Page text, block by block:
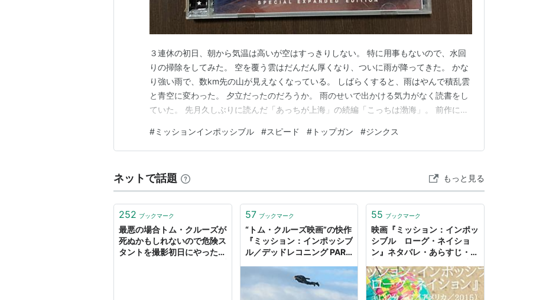
３連休の初日、朝から気温は高いが空はすっきりしない。 特に用事もないので、水回
りの掃除をしてみた。 空を覆う雲はだんだん厚くなり、ついに雨が降ってきた。 かな
り強い雨で、数km先の山が見えなくなっている。 しばらくすると、雨はやんで積乱雲
と青空に変わった。 夕立だったのだろうか。 雨のせいで出かける気力がなく読書をし
ていた。 先月久しぶりに読んだ「あっちが上海」の続編「こっちは渤海」。 前作に負
クより必要なのだと思う。 エナジードリンクは飲んだことがないが．．． 人生には
「くだらない」が必要だ 続編というのは、小説に…
#ミッションインポッシブル #スピード # トップガン #ジンクス
ネットで話題 もっと見る
252 ブックマーク
最悪の場合トム・クルーズが
死ぬかもしれないので危険ス
タントを撮影初日にやった
57 ブックマーク
“トム・クルーズ映画”の快作
『ミッション：インポッシブ
ル／デッドレコニング PART
55 ブックマーク
映画『ミッション：インポッ
シブル ローグ・ネイショ
ン』ネタバレ・あらすじ・感
53歳）だけを観る映画。命
を削る「狂気の沙汰」の映画
製作に敬意。